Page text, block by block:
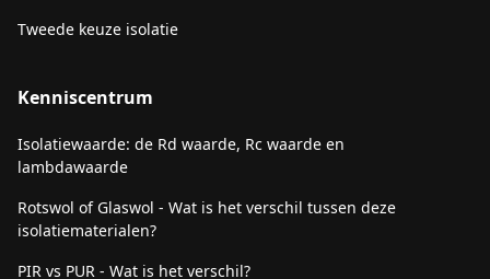
Tweede keuze isolatie
Kenniscentrum
Isolatiewaarde: de Rd waarde, Rc waarde en
lambdawaarde
Rotswol of Glaswol - Wat is het verschil tussen deze
isolatiematerialen?
PIR vs PUR - Wat is het verschil?